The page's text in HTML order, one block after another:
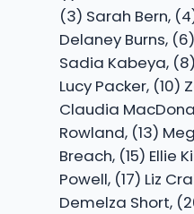
(3) Sarah Bern,
Delaney Burns,
Sadia Kabeya,
Lucy Packer, (10)
Claudia
Rowland, (13)
Breach, (15) Ellie
Powell, (17) Liz
Demelza Short,